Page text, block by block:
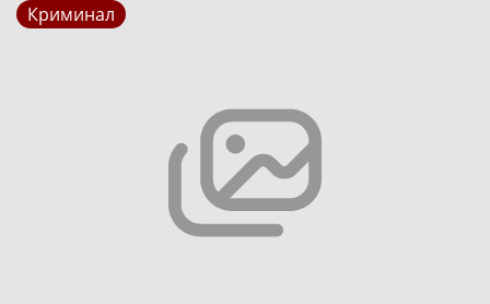
Криминал